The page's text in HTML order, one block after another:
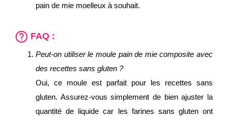
pain de mie moelleux à souhait.
FAQ :
Peut-on utiliser le moule pain de mie composite avec
des recettes sans gluten ?
Oui, ce moule est parfait pour les recettes sans
gluten. Assurez-vous simplement de bien ajuster la
quantité de liquide car les farines sans gluten ont